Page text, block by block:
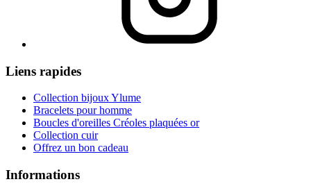
Liens rapides
Collection bijoux Ylume
Bracelets pour homme
Boucles d'oreilles Créoles plaquées or
Collection cuir
Offrez un bon cadeau
Informations